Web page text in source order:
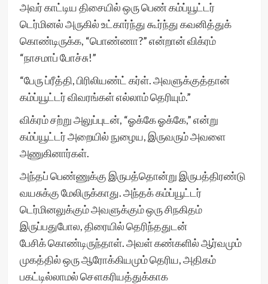
அவர் காட்டிய திசையில் ஒரு பெண் கம்ப்யூட்டர்
டெர்மினல் அருகில் உட்கார்ந்து கூர்ந்து கவனித்துக்
கொண்டிருக்க, “பொண்ணா?” என்றான் விக்ரம்
“நாசமாப் போச்சு!”
“பேரு ப்ரீத்தி, பிரிலியண்ட் கர்ள். அவளுக்குத்தான்
கம்ப்யூட்டர் விவரங்கள் எல்லாம் தெரியும்.”
விக்ரம் சற்று அலுப்புடன், “ஓக்கே ஓக்கே,” என்று
கம்ப்யூட்டர் அறையில் நுழைய, இருவரும் அவளை
அணுகினார்கள்.
அந்தப் பெண்ணுக்கு இருபத்தொன்று இருபத்திரண்டு
வயசுக்கு மேலிருக்காது. அந்தக் கம்ப்யூட்டர்
டெர்மினலுக்கும் அவளுக்கும் ஒரு சிநகிதம்
இருப்பதுபோல, திரையில் தெரிந்ததுடன்
பேசிக் கொண்டிருந்தாள். அவள் கண்களில் ஆர்வமும்
முகத்தில் ஒரு ஆரோக்கியமும் தெரிய, அதிகம்
பகட்டில்லாமல் சௌகரியத்துக்காக